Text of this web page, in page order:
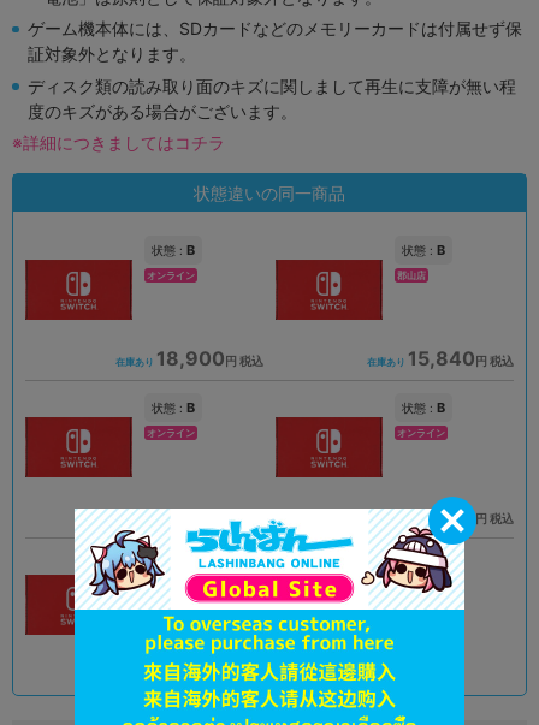
ゲーム機本体には、SDカードなどのメモリーカードは付属せず保
証対象外となります。
ディスク類の読み取り面のキズに関しまして再生に支障が無い程
度のキズがある場合がございます。
※詳細につきましてはコチラ
状態違いの同一商品
状態 : B
オンライン
在庫あり 18,900 円 税込
状態 : B
郡山店
在庫あり 15,840 円 税込
状態 : B
オンライン
在庫あり 18,900 円 税込
状態 : B
オンライン
在庫あり 23,800円 税込
状態 :
オンライン
在庫あり 22,900円 税込